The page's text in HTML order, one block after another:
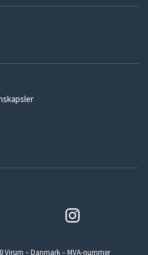
Virum – Danmark – MVA-nummer